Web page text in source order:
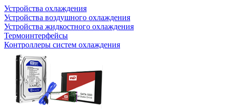
Устройства охлаждения
Устройства воздушного охлаждения
Устройства жидкостного охлаждения
Термоинтерфейсы
Контроллеры систем охлаждения